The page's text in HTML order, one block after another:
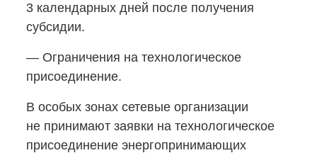
3 календарных дней после получения
субсидии.
— Ограничения на технологическое
присоединение.
В особых зонах сетевые организации
не принимают заявки на технологическое
присоединение энергопринимающих